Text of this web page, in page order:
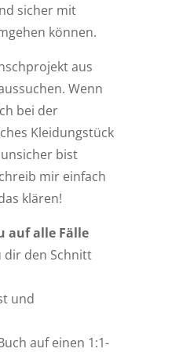
sicher mit
können.
aus
Wenn
bei der
Kleidungstück
bist
mir einfach
klären!
auf alle Fälle
dir den Schnitt
und
auf einen 1:1-